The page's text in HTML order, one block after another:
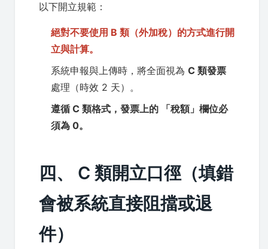
以下開立規範：
絕對不要使用 B 類（外加稅）的方式進行開
立與計算。
系統申報與上傳時，將全面視為 C 類發票
處理（時效 2 天）。
遵循 C 類格式，發票上的
「稅額」欄位必
須為 0。
四、 C 類開立口徑（填錯
會被系統直接阻擋或退
件）